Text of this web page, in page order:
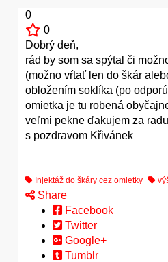
0
0
Dobrý deň,
rád by som sa spýtal či
(možno vŕtať len do škár
obložením soklíka (po
omietka je tu robená
veľmi pekne ďakujem za radu
s pozdravom Křivánek
Injektáž do škáry cez omietky
Share
Facebook
Twitter
Google+
Tumblr